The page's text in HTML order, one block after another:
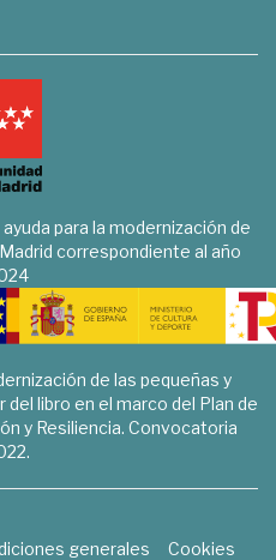
para la modernización de
correspondiente al año
de las pequeñas y
libro en el marco del Plan de
y Resiliencia. Convocatoria
generales
Cookies